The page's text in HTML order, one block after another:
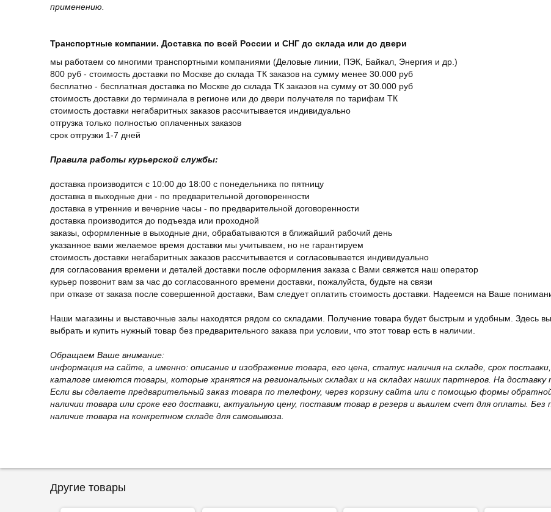
применению.
Транспортные компании. Доставка по всей России и СНГ до склада или до двери
мы работаем со многими транспортными компаниями (Деловые линии, ПЭК, Байкал, Энергия и др.)
800 руб - стоимость доставки по Москве до склада ТК заказов на сумму менее 30.000 руб
бесплатно - бесплатная доставка по Москве до склада ТК заказов на сумму от 30.000 руб
стоимость доставки до терминала в регионе или до двери получателя по тарифам ТК
стоимость доставки негабаритных заказов рассчитывается индивидуально
отгрузка только полностью оплаченных заказов
срок отгрузки 1-7 дней
Правила работы курьерской службы:
доставка производится с 10:00 до 18:00 с понедельника по пятницу
доставка в выходные дни - по предварительной договоренности
доставка в утренние и вечерние часы - по предварительной договоренности
доставка производится до подъезда или проходной
заказы, оформленные в выходные дни, обрабатываются в ближайший рабочий день
указанное вами желаемое время доставки мы учитываем, но не гарантируем
стоимость доставки негабаритных заказов рассчитывается и согласовывается индивидуально
для согласования времени и деталей доставки после оформления заказа с Вами свяжется наш оператор
курьер позвонит вам за час до согласованного времени доставки, пожалуйста, будьте на связи
при отказе от заказа после совершенной доставки, Вам следует оплатить стоимость доставки. Надеемся на Ваше
Наши магазины и выставочные залы находятся рядом со складами. Получение товара будет быстрым и удобным. Здесь
выбрать и купить нужный товар без предварительного заказа при условии, что этот товар есть в наличии.
Обращаем Ваше внимание:
информация на сайте, а именно: описание и изображение товара, его цена, статус наличия на складе, срок
каталоге имеются товары, которые хранятся на региональных складах и на складах наших партнеров. На
Если вы сделаете предварительный заказ товара по телефону, через корзину сайта или с помощью формы
наличии товара или сроке его доставки, актуальную цену, поставим товар в резерв и вышлем счет для оплаты.
наличие товара на конкретном складе для самовывоза.
Другие товары